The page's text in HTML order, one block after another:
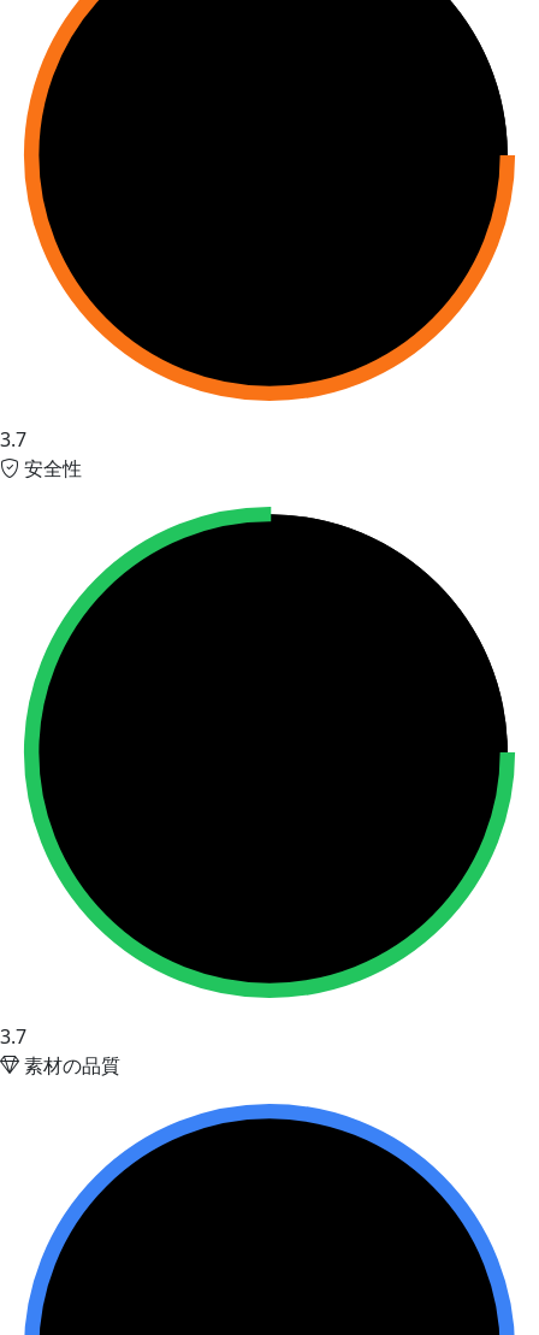
3.7
安全性
3.7
素材の品質